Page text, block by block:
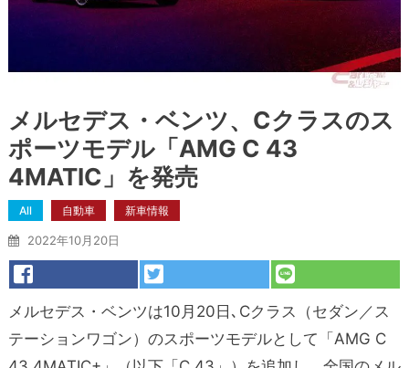
メルセデス・ベンツ、Cクラスのス
ポーツモデル「AMG C 43
4MATIC」を発売
All 自動車 新車情報
2022年10月20日
メルセデス・ベンツは10月20日､Cクラス（セダン／ス
テーションワゴン）のスポーツモデルとして「AMG C